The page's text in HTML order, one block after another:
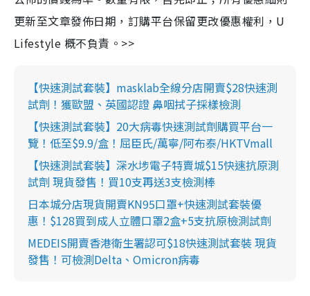
更新至文章發佈日期，訂購平台保留更改優惠權利，U
Lifestyle 概不負責。>>
【快速測試套裝】masklab全線分店開賣$28快速測
試劑！獲歐盟、英國認證 鼻咽拭子採樣檢測
【快速測試套裝】20大病毒快速測試劑購買平台一
覽！低至$9.9/盒！屈臣氏/萬寧/阿布泰/HKTVmall
【快速測試套裝】深水埗電子特賣城$15快速抗原測
試劑 現貨發售！買10支再送3支檢測棒
日本城分店現貨開賣KN95口罩+快速測試套裝優
惠！$128買到成人立體口罩2盒+5支抗原檢測試劑
MEDEIS開賣香港衛生署認可$18快速測試套裝 現貨
發售！可檢測Delta、Omicron病毒